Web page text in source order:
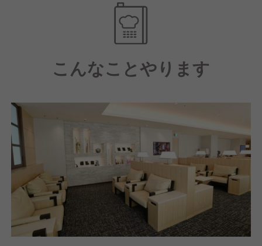
こんなことやります